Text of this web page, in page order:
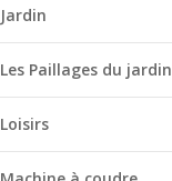
Jardin
Les Paillages du jardin
Loisirs